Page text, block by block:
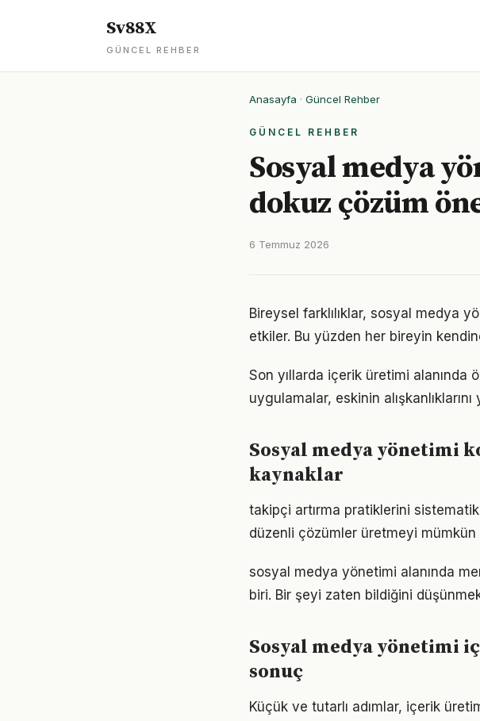
Sv88X
GÜNCEL REHBER
Anasayfa · Güncel Rehber
GÜNCEL REHBER
Sosyal medya
dokuz çözüm
6 Temmuz 2026
Bireysel farklılıklar, sosyal medya
etkiler. Bu yüzden her bireyin
Son yıllarda içerik üretimi alanında
uygulamalar, eskinin
Sosyal medya yönetimi
kaynaklar
takipçi artırma pratiklerini
düzenli çözümler üretmeyi mümkün
sosyal medya yönetimi alanında
biri. Bir şeyi zaten bildiğini
Sosyal medya yönetimi
sonuç
Küçük ve tutarlı adımlar, içerik